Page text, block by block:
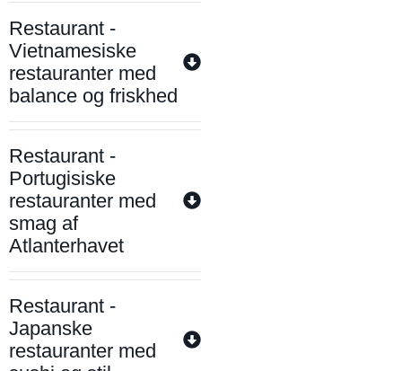
Restaurant -
Vietnamesiske
restauranter med
balance og friskhed
Restaurant -
Portugisiske
restauranter med
smag af
Atlanterhavet
Restaurant -
Japanske
restauranter med